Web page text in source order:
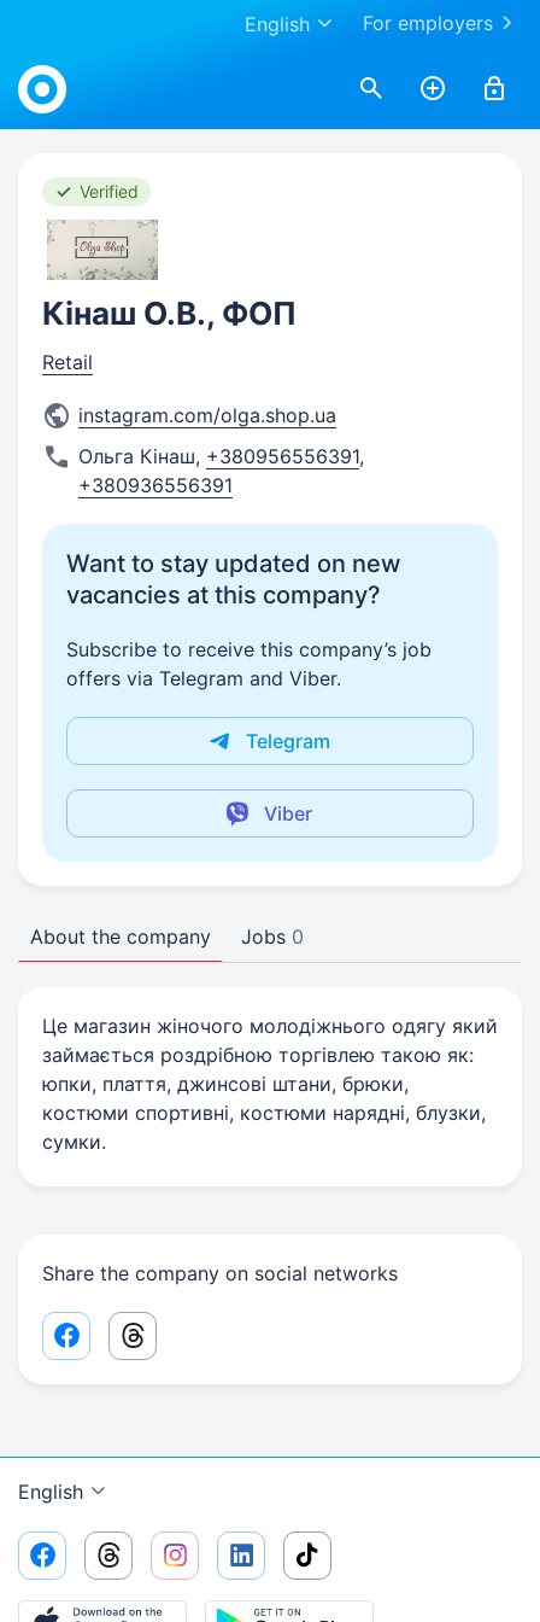
For employers
English
Work.ua
Verified
Кінаш О.В., ФОП
Retail
instagram.com/olga.shop.ua
Ольга Кінаш, +380956556391,
+380936556391
Want to stay updated on new
vacancies at this company?
Subscribe to receive this company’s job
offers via Telegram and Viber.
Telegram
Viber
About the company Jobs 0
Це магазин жіночого молодіжнього одягу який
займається роздрібною торгівлею такою як:
юпки, плаття, джинсові штани, брюки,
костюми спортивні, костюми нарядні, блузки,
сумки.
Share the company on social networks
Facebook share link
Threads share link
English